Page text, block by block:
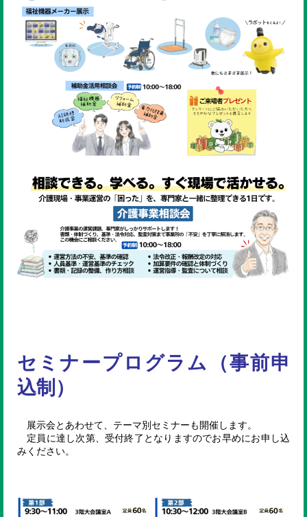
セミナープログラム（事前申
込制）
展示会とあわせて、テーマ別セミナーも開催します。
定員に達し次第、受付終了となりますのでお早めにお申し込
みください。